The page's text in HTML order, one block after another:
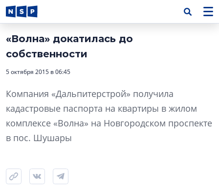
«Волна» докатилась до
собственности
5 октября 2015 в 06:45
Компания «Дальпитерстрой» получила
кадастровые паспорта на квартиры в жилом
комплексе «Волна» на Новгородском проспекте
в пос. Шушары